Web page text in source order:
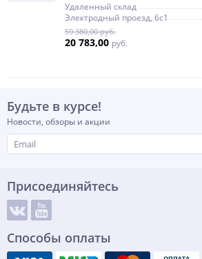
Удаленный склад
Электродный проезд, 6с1
59 380,00 руб.
20 783,00 руб.
Будьте в курсе!
Новости, обзоры и акции
Присоединяйтесь
Способы оплаты